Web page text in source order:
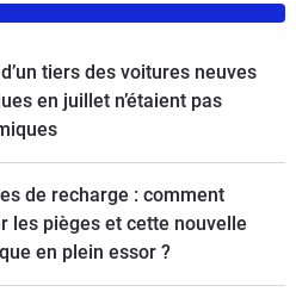
tiers des voitures neuves
en juillet n’étaient pas
de recharge : comment
les pièges et cette nouvelle
en plein essor ?